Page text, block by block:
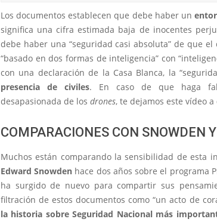
Los documentos establecen que debe haber un
significa una cifra estimada baja de inocentes
debe haber una “seguridad casi absoluta” de que
“basado en dos formas de inteligencia” con
con una declaración de la Casa Blanca, la
presencia de civiles. En caso de que haga
desapasionada de los drones, te dejamos este vídeo
COMPARACIONES CON SNOWDEN
Muchos están comparando la sensibilidad de esta
Edward Snowden hace dos años sobre el programa
ha surgido de nuevo para compartir sus
filtración de estos documentos como “un acto de
la historia sobre Seguridad Nacional más